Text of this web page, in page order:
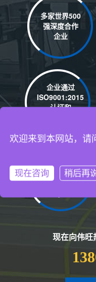
多家世界500
强深度合作
企业
企业通过
ISO9001:2015
认证和
丰富的热熔
胶棒、热熔
胶粒研发经
现在向伟旺
欢迎来到本网站，请
现在咨询 稍后再